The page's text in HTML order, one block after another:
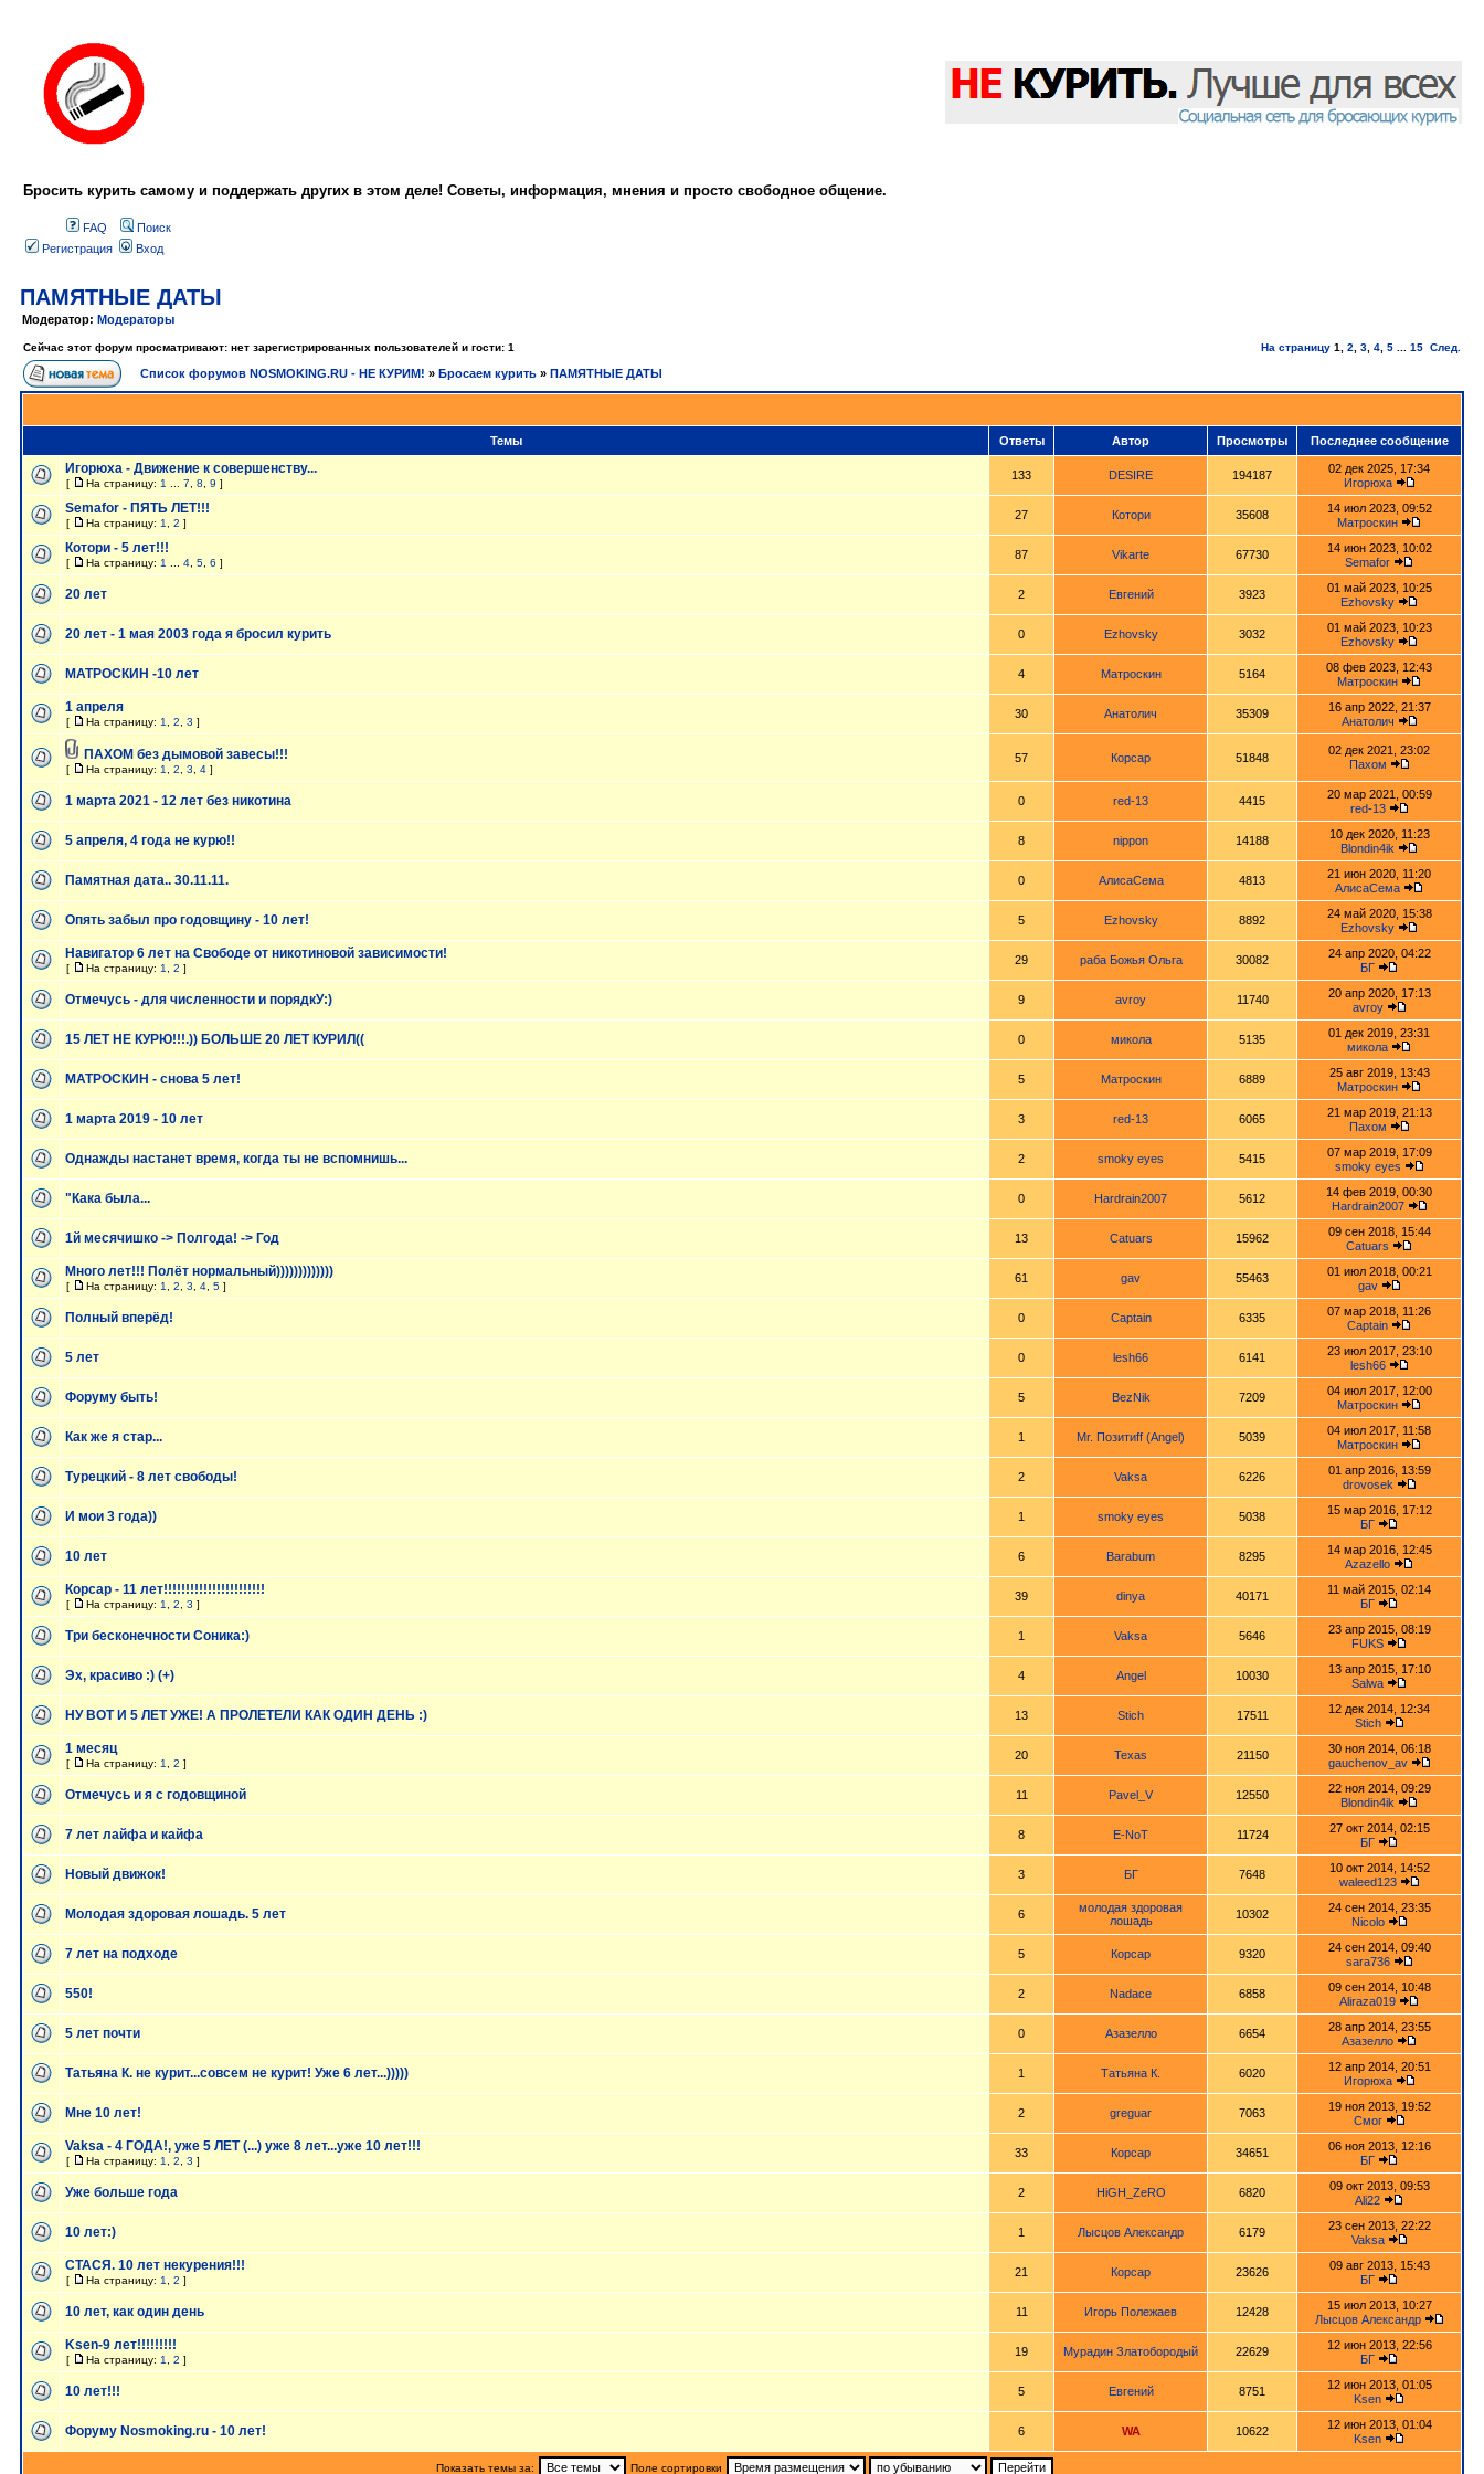
Бросить курить самому и поддержать других в этом деле! Советы, информация, мнения и просто свободное общение.
FAQ
Поиск
Регистрация
Вход
ПАМЯТНЫЕ ДАТЫ
Модератор: Модераторы
Сейчас этот форум просматривают: нет зарегистрированных пользователей и гости: 1 На страницу 1 2 3 4 5 15 След.
Список форумов NOSMOKING.RU - НЕ КУРИМ! » Бросаем курить » ПАМЯТНЫЕ ДАТЫ
Темы Ответы Автор Просмотры Последнее сообщение
Игорюха - Движение к совершенству...
[ На страницу: 1 7 8 9 ]
133 DESIRE 194187
02 дек 2025, 17:34
Игорюха
Semafor - ПЯТЬ ЛЕТ!!!
[ На страницу: 1 2 ]
27 Котори 35608
14 июл 2023, 09:52
Матроскин
Котори - 5 лет!!!
[ На страницу: 1 4 5 6 ]
87 Vikarte 67730
14 июн 2023, 10:02
Semafor
20 лет 2 Евгений 3923
01 май 2023, 10:25
Ezhovsky
20 лет - 1 мая 2003 года я бросил курить 0 Ezhovsky 3032
01 май 2023, 10:23
Ezhovsky
МАТРОСКИН -10 лет 4 Матроскин 5164
08 фев 2023, 12:43
Матроскин
1 апреля
[ На страницу: 1 2 3 ]
30 Анатолич 35309
16 апр 2022, 21:37
Анатолич
ПАХОМ без дымовой завесы!!!
[ На страницу: 1 2 3 4 ]
57 Корсар 51848
02 дек 2021, 23:02
Пахом
1 марта 2021 - 12 лет без никотина 0 red-13 4415
20 мар 2021, 00:59
red-13
5 апреля, 4 года не курю!! 8 nippon 14188
10 дек 2020, 11:23
Blondin4ik
Памятная дата.. 30.11.11. 0 АлисаСема 4813
21 июн 2020, 11:20
АлисаСема
Опять забыл про годовщину - 10 лет! 5 Ezhovsky 8892
24 май 2020, 15:38
Ezhovsky
Навигатор 6 лет на Свободе от никотиновой зависимости!
[ На страницу: 1 2 ]
29 раба Божья Ольга 30082
24 апр 2020, 04:22
БГ
Отмечусь - для численности и порядкУ:) 9 avroy 11740
20 апр 2020, 17:13
avroy
15 ЛЕТ НЕ КУРЮ!!!.)) БОЛЬШЕ 20 ЛЕТ КУРИЛ(( 0 микола 5135
01 дек 2019, 23:31
микола
МАТРОСКИН - снова 5 лет! 5 Матроскин 6889
25 авг 2019, 13:43
Матроскин
1 марта 2019 - 10 лет 3 red-13 6065
21 мар 2019, 21:13
Пахом
Однажды настанет время, когда ты не вспомнишь... 2 smoky eyes 5415
07 мар 2019, 17:09
smoky eyes
"Кака была... 0 Hardrain2007 5612
14 фев 2019, 00:30
Hardrain2007
1й месячишко -> Полгода! -> Год 13 Catuars 15962
09 сен 2018, 15:44
Catuars
Много лет!!! Полёт нормальный)))))))))))))
[ На страницу: 1 2 3 4 5 ]
61 gav 55463
01 июл 2018, 00:21
gav
Полный вперёд! 0 Captain 6335
07 мар 2018, 11:26
Captain
5 лет 0 lesh66 6141
23 июл 2017, 23:10
lesh66
Форуму быть! 5 BezNik 7209
04 июл 2017, 12:00
Матроскин
Как же я стар... 1 Mr. Позитиff (Angel) 5039
04 июл 2017, 11:58
Матроскин
Турецкий - 8 лет свободы! 2 Vaksa 6226
01 апр 2016, 13:59
drovosek
И мои 3 года)) 1 smoky eyes 5038
15 мар 2016, 17:12
БГ
10 лет 6 Barabum 8295
14 мар 2016, 12:45
Azazello
Корсар - 11 лет!!!!!!!!!!!!!!!!!!!!!!!
[ На страницу: 1 2 3 ]
39 dinya 40171
11 май 2015, 02:14
БГ
Три бесконечности Соника:) 1 Vaksa 5646
23 апр 2015, 08:19
FUKS
Эх, красиво :) (+) 4 Angel 10030
13 апр 2015, 17:10
Salwa
НУ ВОТ И 5 ЛЕТ УЖЕ! А ПРОЛЕТЕЛИ КАК ОДИН ДЕНЬ :) 13 Stich 17511
12 дек 2014, 12:34
Stich
1 месяц
[ На страницу: 1 2 ]
20 Texas 21150
30 ноя 2014, 06:18
gauchenov_av
Отмечусь и я с годовщиной 11 Pavel_V 12550
22 ноя 2014, 09:29
Blondin4ik
7 лет лайфа и кайфа 8 E-NoT 11724
27 окт 2014, 02:15
БГ
Новый движок! 3 БГ 7648
10 окт 2014, 14:52
waleed123
Молодая здоровая лошадь. 5 лет 6
молодая здоровая
лошадь
10302
24 сен 2014, 23:35
Nicolo
7 лет на подходе 5 Корсар 9320
24 сен 2014, 09:40
sara736
550! 2 Nadace 6858
09 сен 2014, 10:48
Aliraza019
5 лет почти 0 Азазелло 6654
28 апр 2014, 23:55
Азазелло
Татьяна К. не курит...совсем не курит! Уже 6 лет...))))) 1 Татьяна К. 6020
12 апр 2014, 20:51
Игорюха
Мне 10 лет! 2 greguar 7063
19 ноя 2013, 19:52
Смог
Vaksa - 4 ГОДА!, уже 5 ЛЕТ (...) уже 8 лет...уже 10 лет!!!
[ На страницу: 1 2 3 ]
33 Корсар 34651
06 ноя 2013, 12:16
БГ
Уже больше года 2 HiGH_ZeRO 6820
09 окт 2013, 09:53
Ali22
10 лет:) 1 Лысцов Александр 6179
23 сен 2013, 22:22
Vaksa
СТАСЯ. 10 лет некурения!!!
[ На страницу: 1 2 ]
21 Корсар 23626
09 авг 2013, 15:43
БГ
10 лет, как один день 11 Игорь Полежаев 12428
15 июл 2013, 10:27
Лысцов Александр
Ksen-9 лет!!!!!!!!!
[ На страницу: 1 2 ]
19 Мурадин Златобородый 22629
12 июн 2013, 22:56
БГ
10 лет!!! 5 Евгений 8751
12 июн 2013, 01:05
Ksen
Форуму Nosmoking.ru - 10 лет! 6 WA 10622
12 июн 2013, 01:04
Ksen
Показать темы за: Поле сортировки